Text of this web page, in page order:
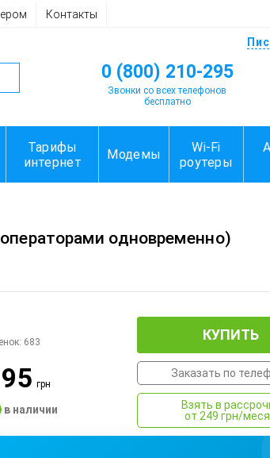
Контакты
0 (800) 210-295
Звонки со всех телефонов
бесплатно
Тарифы
интернет
Модемы
Wi-Fi
роутеры
одновременно)
683
грн
в наличии
КУПИТЬ
Заказать по
Взять в
от 249 грн/